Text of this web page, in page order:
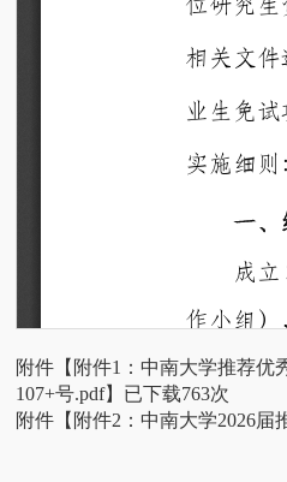
附件【 附件1：中南大学推荐优
107+号.pdf】已下载763次
附件【 附件2：中南大学2026届